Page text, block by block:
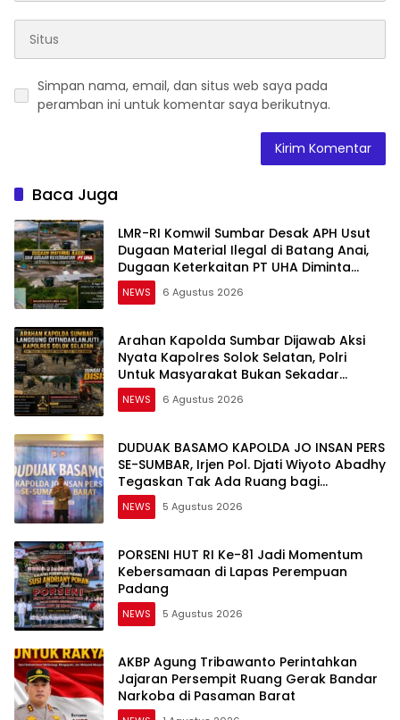
Simpan nama, email, dan situs web saya pada
peramban ini untuk komentar saya berikutnya.
Baca Juga
LMR-RI Komwil Sumbar Desak APH Usut
Dugaan Material Ilegal di Batang Anai,
Dugaan Keterkaitan PT UHA Diminta
Diselidiki Tuntas
NEWS 6 Agustus 2026
Arahan Kapolda Sumbar Dijawab Aksi
Nyata Kapolres Solok Selatan, Polri
Untuk Masyarakat Bukan Sekadar
Slogan
NEWS 6 Agustus 2026
DUDUAK BASAMO KAPOLDA JO INSAN PERS
SE-SUMBAR, Irjen Pol. Djati Wiyoto Abadhy
Tegaskan Tak Ada Ruang bagi
Pelanggar Hukum di Internal Polri
NEWS 5 Agustus 2026
PORSENI HUT RI Ke-81 Jadi Momentum
Kebersamaan di Lapas Perempuan
Padang
NEWS 5 Agustus 2026
AKBP Agung Tribawanto Perintahkan
Jajaran Persempit Ruang Gerak Bandar
Narkoba di Pasaman Barat